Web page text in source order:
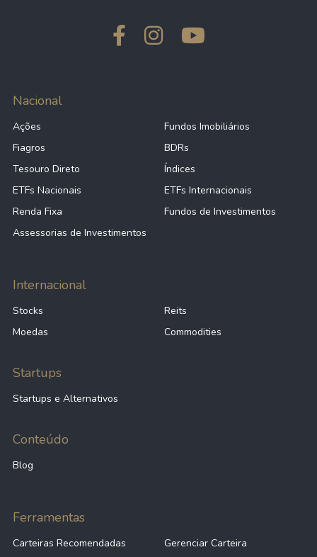
Nacional
Ações
Fundos Imobiliários
Fiagros
BDRs
Tesouro Direto
Índices
ETFs Nacionais
ETFs Internacionais
Renda Fixa
Fundos de Investimentos
Assessorias de Investimentos
Internacional
Stocks
Reits
Moedas
Commodities
Startups
Startups e Alternativos
Conteúdo
Blog
Ferramentas
Carteiras Recomendadas
Gerenciar Carteira